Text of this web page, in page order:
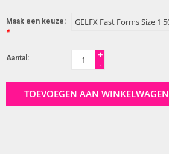
Maak een keuze:
*
Aantal:
+
-
TOEVOEGEN AAN WINKELWAGEN